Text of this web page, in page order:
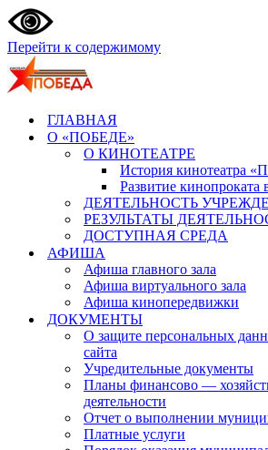
Перейти к содержимому
ГЛАВНАЯ
О «ПОБЕДЕ»
О КИНОТЕАТРЕ
История кинотеатра
Развитие кинопроката
ДЕЯТЕЛЬНОСТЬ
РЕЗУЛЬТАТЫ
ДОСТУПНАЯ СРЕДА
АФИША
Афиша главного зала
Афиша виртуального зала
Афиша кинопередвижки
ДОКУМЕНТЫ
О защите персональных
сайта
Учредительные документы
Планы финансово —
деятельности
Отчет о выполнении
Платные услуги